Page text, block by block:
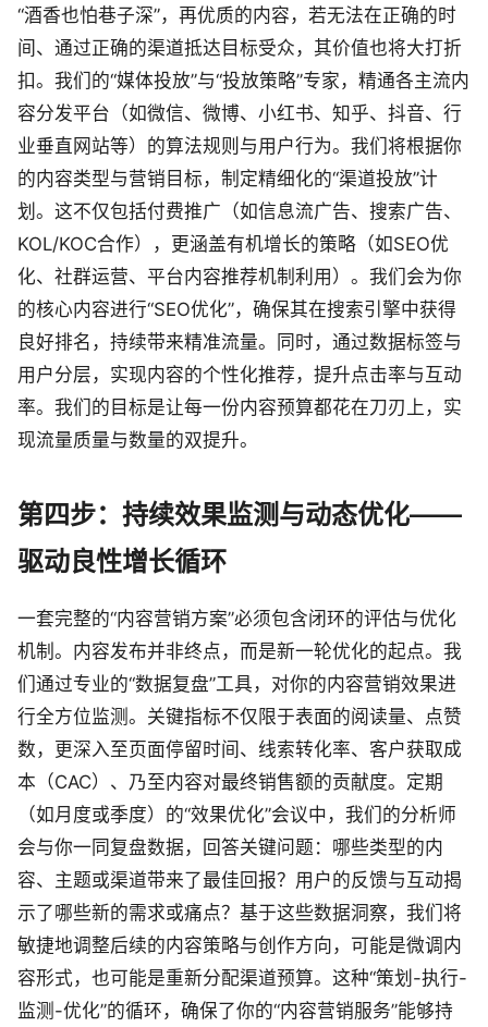
“酒香也怕巷子深”，再优质的内容，若无法在正确的时
间、通过正确的渠道抵达目标受众，其价值也将大打折
扣。我们的“媒体投放”与“投放策略”专家，精通各主流内
容分发平台（如微信、微博、小红书、知乎、抖音、行
业垂直网站等）的算法规则与用户行为。我们将根据你
的内容类型与营销目标，制定精细化的“渠道投放”计
划。这不仅包括付费推广（如信息流广告、搜索广告、
KOL/KOC合作），更涵盖有机增长的策略（如SEO优
化、社群运营、平台内容推荐机制利用）。我们会为你
的核心内容进行“SEO优化”，确保其在搜索引擎中获得
良好排名，持续带来精准流量。同时，通过数据标签与
用户分层，实现内容的个性化推荐，提升点击率与互动
率。我们的目标是让每一份内容预算都花在刀刃上，实
现流量质量与数量的双提升。
第四步：持续效果监测与动态优化——
驱动良性增长循环
一套完整的“内容营销方案”必须包含闭环的评估与优化
机制。内容发布并非终点，而是新一轮优化的起点。我
们通过专业的“数据复盘”工具，对你的内容营销效果进
行全方位监测。关键指标不仅限于表面的阅读量、点赞
数，更深入至页面停留时间、线索转化率、客户获取成
本（CAC）、乃至内容对最终销售额的贡献度。定期
（如月度或季度）的“效果优化”会议中，我们的分析师
会与你一同复盘数据，回答关键问题：哪些类型的内
容、主题或渠道带来了最佳回报？用户的反馈与互动揭
示了哪些新的需求或痛点？基于这些数据洞察，我们将
敏捷地调整后续的内容策略与创作方向，可能是微调内
容形式，也可能是重新分配渠道预算。这种“策划-执行-
监测-优化”的循环，确保了你的“内容营销服务”能够持